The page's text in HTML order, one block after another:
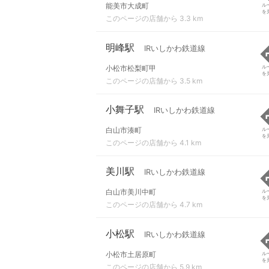
能美市大成町
このページの店舗から 3.3 km
ル
を
明峰駅 IRいしかわ鉄道線
小松市松梨町甲
このページの店舗から 3.5 km
ル
を
小舞子駅 IRいしかわ鉄道線
白山市湊町
このページの店舗から 4.1 km
ル
を
美川駅 IRいしかわ鉄道線
白山市美川中町
このページの店舗から 4.7 km
ル
を
小松駅 IRいしかわ鉄道線
小松市土居原町
このページの店舗から 5.9 km
ル
を